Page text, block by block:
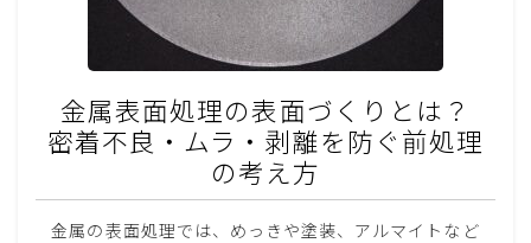
金属表面処理の表面づくりとは？
密着不良・ムラ・剥離を防ぐ前処理
の考え方
金属の表面処理では、めっきや塗装、アルマイトなど